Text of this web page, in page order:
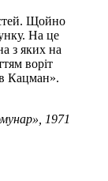
Щойно
На це
з яких на
воріт
Кацман».
1971